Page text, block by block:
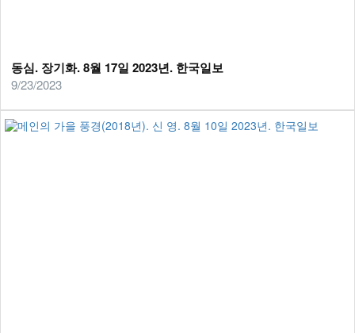
동심. 장기화. 8월 17일 2023년. 한국일보
9/23/2023